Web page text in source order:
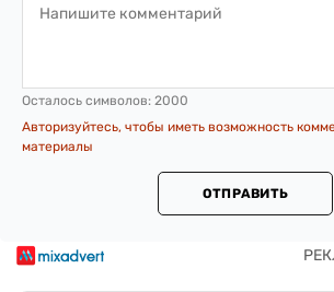
Осталось символов: 2000
Авторизуйтесь, чтобы иметь возможность
материалы
ОТПРАВИТЬ